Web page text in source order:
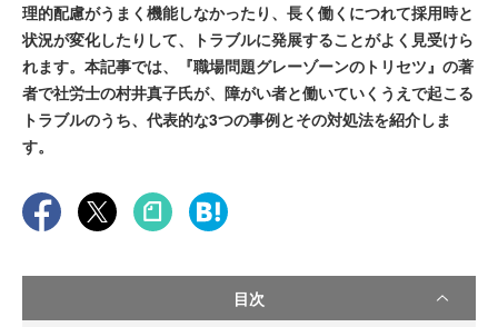
理的配慮がうまく機能しなかったり、長く働くにつれて採用時と
状況が変化したりして、トラブルに発展することがよく見受けら
れます。本記事では、『職場問題グレーゾーンのトリセツ』の著
者で社労士の村井真子氏が、障がい者と働いていくうえで起こる
トラブルのうち、代表的な3つの事例とその対処法を紹介しま
す。
目次